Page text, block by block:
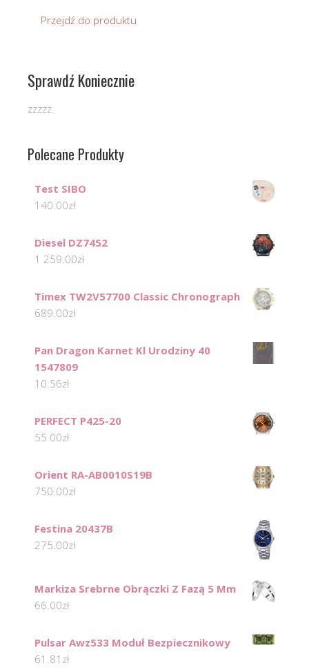
Przejdź do produktu
Sprawdź Koniecznie
zzzzz
Polecane Produkty
Test SIBO
140.00zł
Diesel DZ7452
1 259.00zł
Timex TW2V57700 Classic Chronograph
689.00zł
Pan Dragon Karnet Kl Urodziny 40
1547809
10.56zł
PERFECT P425-20
55.00zł
Orient RA-AB0010S19B
750.00zł
Festina 20437B
275.00zł
Markiza Srebrne Obrączki Z Fazą 5 Mm
66.00zł
Pulsar Awz533 Moduł Bezpiecznikowy
61.81 zł